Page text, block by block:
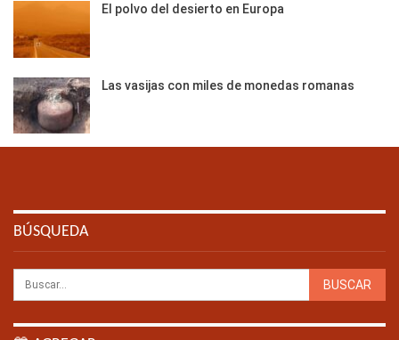
El polvo del desierto en Europa
Las vasijas con miles de monedas romanas
BÚSQUEDA